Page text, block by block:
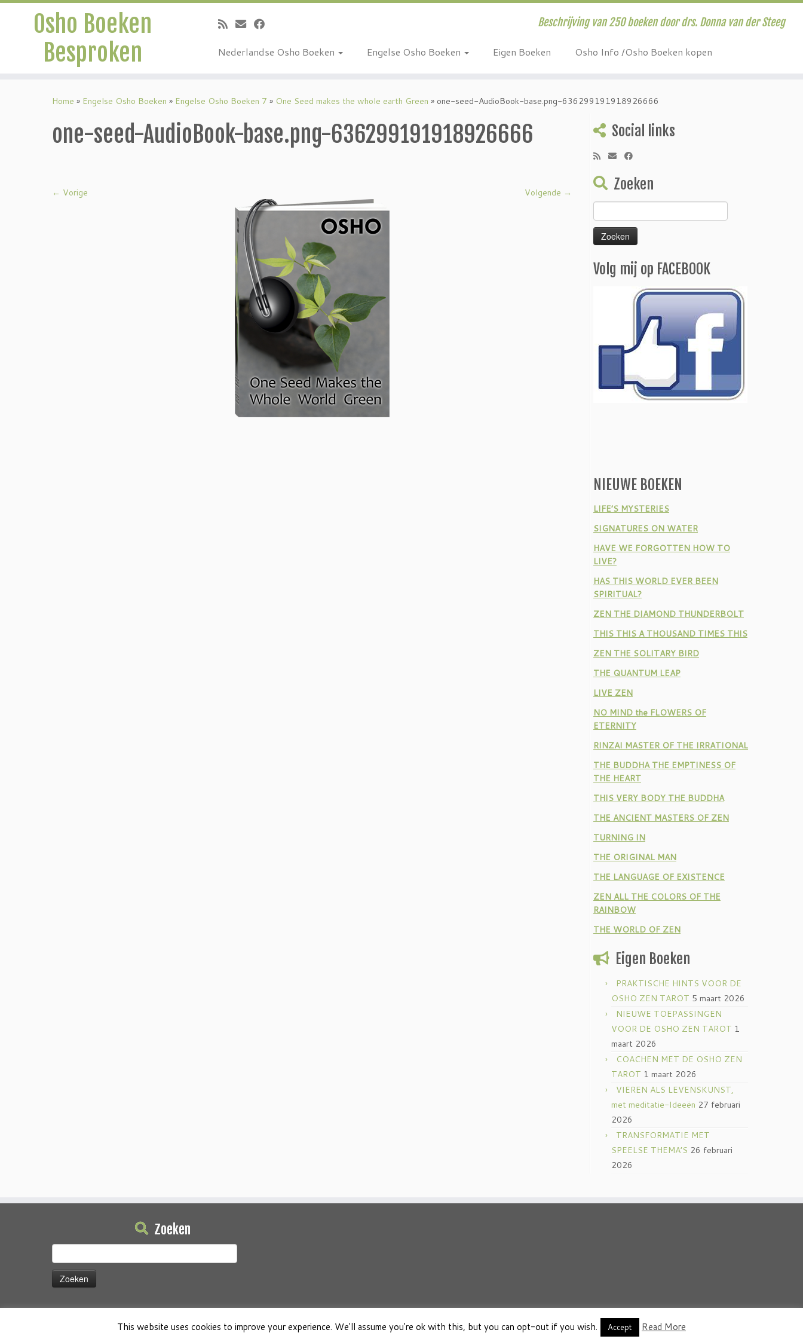
Osho Boeken
Besproken
Beschrijving van 250 boeken door drs. Donna van der Steeg
Nederlandse Osho Boeken Engelse Osho Boeken Eigen Boeken Osho Info /Osho Boeken kopen
Home » Engelse Osho Boeken » Engelse Osho Boeken 7 » One Seed makes the whole earth Green » one-seed-AudioBook-base.png-636299191918926666
one-seed-AudioBook-base.png-636299191918926666
← Vorige Volgende →
Social links
Zoeken
naar:
Volg mij op FACEBOOK
NIEUWE BOEKEN
LIFE’S MYSTERIES
SIGNATURES ON WATER
HAVE WE FORGOTTEN HOW TO
LIVE?
HAS THIS WORLD EVER BEEN
SPIRITUAL?
ZEN THE DIAMOND THUNDERBOLT
THIS THIS A THOUSAND TIMES THIS
ZEN THE SOLITARY BIRD
THE QUANTUM LEAP
LIVE ZEN
NO MIND the FLOWERS OF
ETERNITY
RINZAI MASTER OF THE IRRATIONAL
THE BUDDHA THE EMPTINESS OF
THE HEART
THIS VERY BODY THE BUDDHA
THE ANCIENT MASTERS OF ZEN
TURNING IN
THE ORIGINAL MAN
THE LANGUAGE OF EXISTENCE
ZEN ALL THE COLORS OF THE
RAINBOW
THE WORLD OF ZEN
Eigen Boeken
PRAKTISCHE HINTS VOOR DE
OSHO ZEN TAROT 5 maart 2026
NIEUWE TOEPASSINGEN
VOOR DE OSHO ZEN TAROT 1
maart 2026
COACHEN MET DE OSHO ZEN
TAROT 1 maart 2026
VIEREN ALS LEVENSKUNST,
met meditatie-Ideeën 27 februari
2026
TRANSFORMATIE MET
SPEELSE THEMA’S 26 februari
2026
Zoeken
naar:
·© 2026 Osho Boeken Besproken·Aangeboden door ·Ontworpen met deCustomizr thema ·
This website uses cookies to improve your experience. We'll assume you're ok with this, but you can opt-out if you wish. Accept Read More